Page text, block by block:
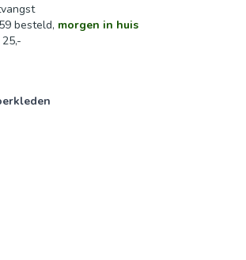
besteld, morgen in huis